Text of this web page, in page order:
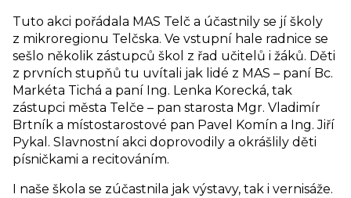
Tuto akci pořádala MAS Telč a účastnily se jí školy
z mikroregionu Telčska. Ve vstupní hale radnice se
sešlo několik zástupců škol z řad učitelů i žáků. Děti
z prvních stupňů tu uvítali jak lidé z MAS – paní Bc.
Markéta Tichá a paní Ing. Lenka Korecká, tak
zástupci města Telče – pan starosta Mgr. Vladimír
Brtník a místostarostové pan Pavel Komín a Ing. Jiří
Pykal. Slavnostní akci doprovodily a okrášlily děti
písničkami a recitováním.
I naše škola se zúčastnila jak výstavy, tak i vernisáže.